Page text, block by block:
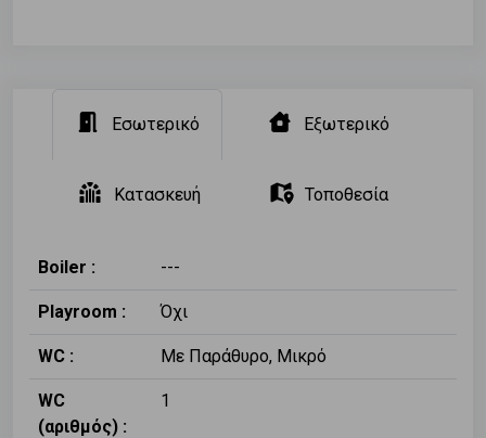
Εσωτερικό Εξωτερικό
Κατασκευή Τοποθεσία
Boiler : ---
Playroom : Όχι
WC : Με Παράθυρο, Μικρό
WC
(αριθμός) :
1